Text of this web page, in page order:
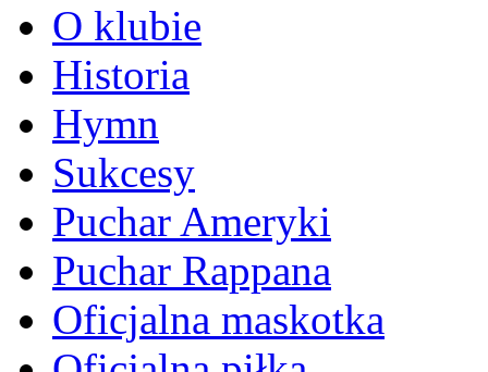
O klubie
Historia
Hymn
Sukcesy
Puchar Ameryki
Puchar Rappana
Oficjalna maskotka